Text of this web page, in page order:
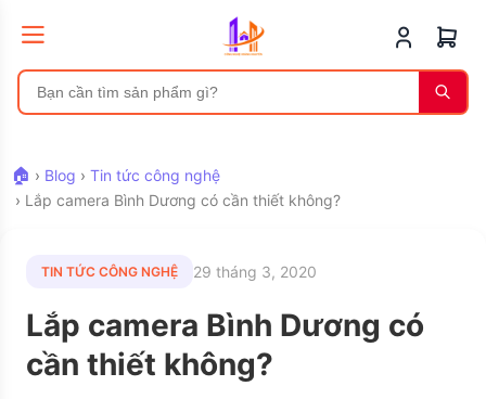
🏠 › Blog › Tin tức công nghệ
› Lắp camera Bình Dương có cần thiết không?
TIN TỨC CÔNG NGHỆ 29 tháng 3, 2020
Lắp camera Bình Dương có
cần thiết không?